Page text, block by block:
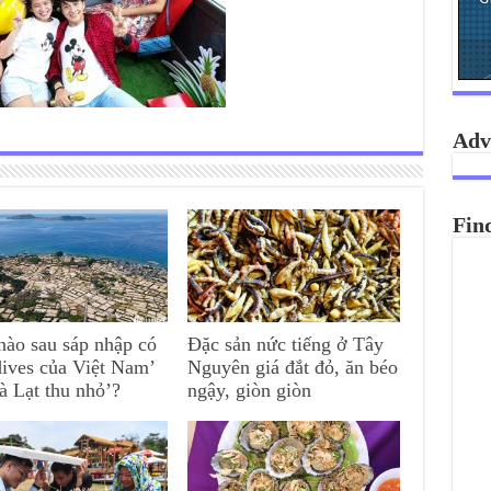
sau sáp nhập có
của Việt Nam’
Lạt thu nhỏ’?
Đặc sản nức tiếng ở Tây
Nguyên giá đắt đỏ, ăn béo
ngậy, giòn giòn